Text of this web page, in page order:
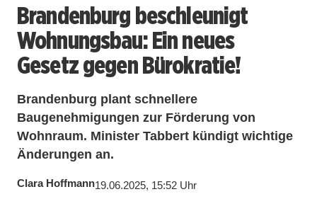
Brandenburg beschleunigt
Wohnungsbau: Ein neues
Gesetz gegen Bürokratie!
Brandenburg plant schnellere
Baugenehmigungen zur Förderung von
Wohnraum. Minister Tabbert kündigt wichtige
Änderungen an.
Clara Hoffmann19.06.2025, 15:52 Uhr